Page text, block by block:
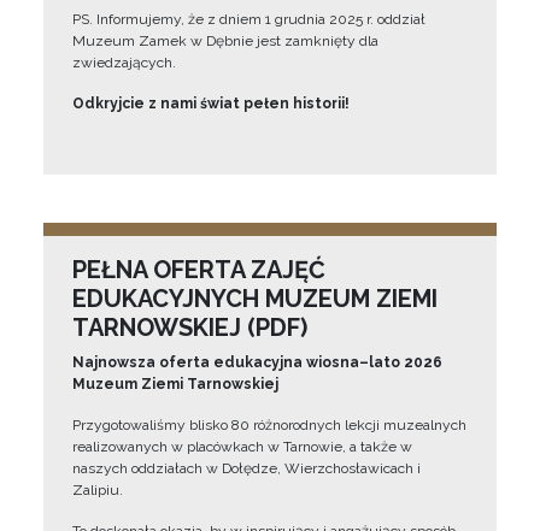
PS. Informujemy, że z dniem 1 grudnia 2025 r. oddział
Muzeum Zamek w Dębnie jest zamknięty dla
zwiedzających.
Odkryjcie z nami świat pełen historii!
PEŁNA OFERTA ZAJĘĆ
EDUKACYJNYCH MUZEUM ZIEMI
TARNOWSKIEJ (PDF)
Najnowsza oferta edukacyjna wiosna–lato 2026
Muzeum Ziemi Tarnowskiej
Przygotowaliśmy blisko 80 różnorodnych lekcji muzealnych
realizowanych w placówkach w Tarnowie, a także w
naszych oddziałach w Dołędze, Wierzchosławicach i
Zalipiu.